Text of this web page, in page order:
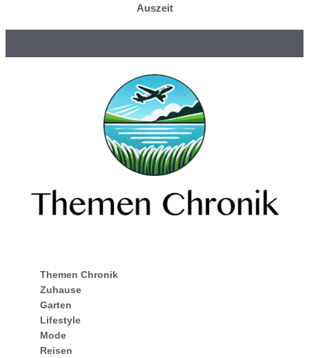
Auszeit
Themen Chronik
Zuhause
Garten
Lifestyle
Mode
Reisen